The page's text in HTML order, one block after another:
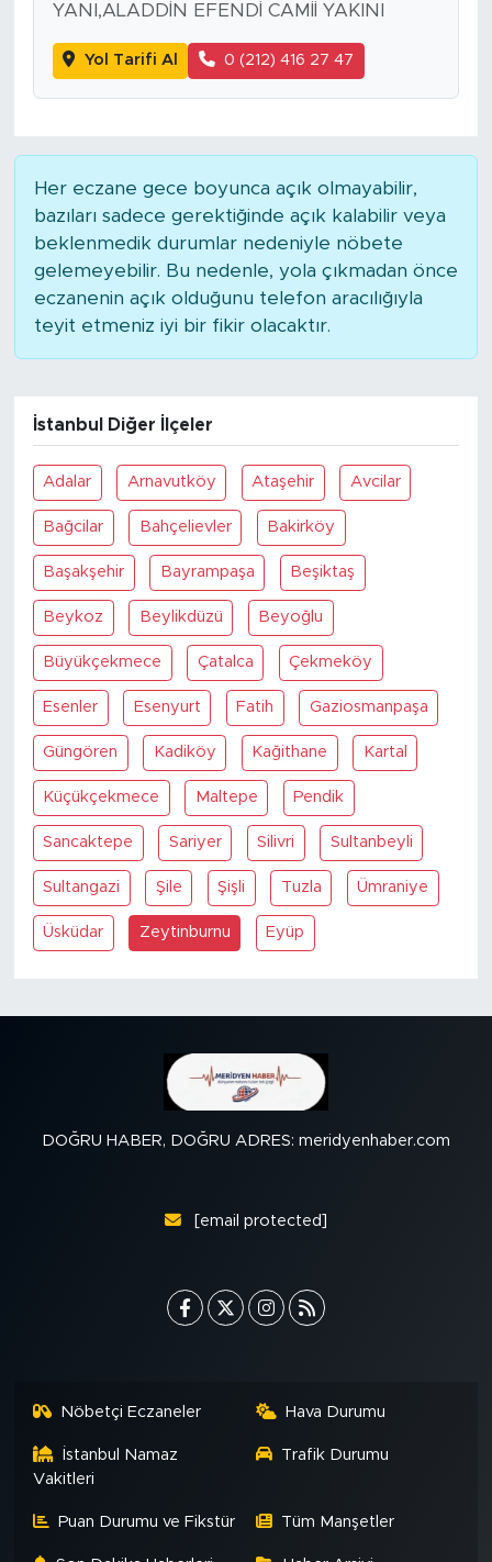
YANI,ALADDİN EFENDİ CAMİİ YAKINI
Yol Tarifi Al 0 (212) 416 27 47
Her eczane gece boyunca açık olmayabilir,
bazıları sadece gerektiğinde açık kalabilir veya
beklenmedik durumlar nedeniyle nöbete
gelemeyebilir. Bu nedenle, yola çıkmadan önce
eczanenin açık olduğunu telefon aracılığıyla
teyit etmeniz iyi bir fikir olacaktır.
İstanbul Diğer İlçeler
Adalar Arnavutköy Ataşehir Avcilar
Bağcilar Bahçelievler Bakirköy
Başakşehir Bayrampaşa Beşiktaş
Beykoz Beylikdüzü Beyoğlu
Büyükçekmece Çatalca Çekmeköy
Esenler Esenyurt Fatih Gaziosmanpaşa
Güngören Kadiköy Kağithane Kartal
Küçükçekmece Maltepe Pendik
Sancaktepe Sariyer Silivri Sultanbeyli
Sultangazi Şile Şişli Tuzla Ümraniye
Üsküdar Zeytinburnu Eyüp
DOĞRU HABER, DOĞRU ADRES: meridyenhaber.com
[email protected]
Nöbetçi Eczaneler Hava Durumu
İstanbul Namaz
Vakitleri
Trafik Durumu
Puan Durumu ve Fikstür Tüm Manşetler
POLİTİKA
EKONOMİ
KÜLTÜR SANAT
YAŞAM
TARİHTEN GÜNÜMÜZE
TARİH
KADIN
SAĞLIK
SİYASET
MEDYA KÖŞESİ
FOTO GALERİ
VİDEOLAR
ALINTI YAZARLAR
SOSYAL MEDYA